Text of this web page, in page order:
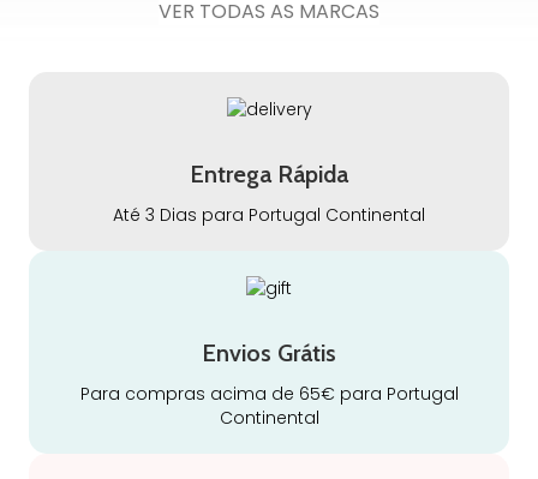
VER TODAS AS MARCAS
Entrega Rápida
Até 3 Dias para Portugal Continental
Envios Grátis
Para compras acima de 65€ para Portugal
Continental